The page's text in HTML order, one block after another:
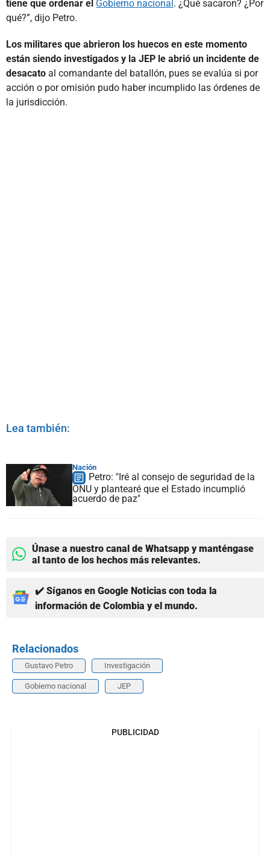
tiene que ordenar el Gobierno nacional . ¿Qué sacaron? ¿Por
qué?”, dijo Petro.
Los militares que abrieron los huecos en este momento
están siendo investigados y la JEP le abrió un incidente de
desacato al comandante del batallón, pues se evalúa si por
acción o por omisión pudo haber incumplido las órdenes de
la jurisdicción.
Lea también:
Nación
Petro: "Iré al consejo de seguridad de la
ONU y plantearé que el Estado incumplió
acuerdo de paz"
Únase a nuestro canal de Whatsapp y manténgase
al tanto de los hechos más relevantes.
✔️ Síganos en Google Noticias con toda la
información de Colombia y el mundo.
Relacionados
Gustavo Petro Investigación
Gobierno nacional JEP
PUBLICIDAD